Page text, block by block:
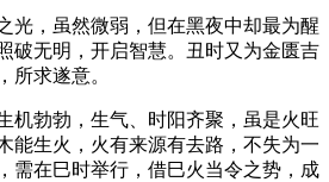
光，虽然微弱，但在黑夜中却最为醒
破无明，开启智慧。丑时又为金匮吉
所求遂意。
机勃勃，生气、时阳齐聚，虽是火旺
能生火，火有来源有去路，不失为一
需在巳时举行，借巳火当令之势，成